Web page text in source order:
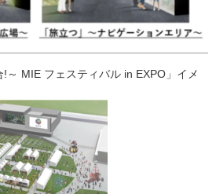
!～ MIE フェスティバル in EXPO」イメ